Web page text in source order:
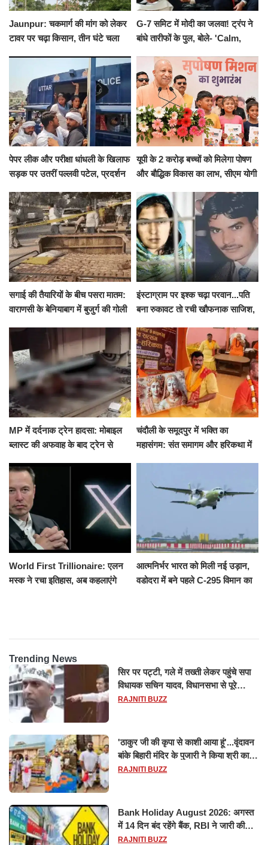
Jaunpur: चकमार्ग की मांग को लेकर
टावर पर चढ़ा किसान, तीन घंटे चला
G-7 समिट में मोदी का जलवा! ट्रंप ने
बांधे तारीफों के पुल, बोले- 'Calm,
पेपर लीक और परीक्षा धांधली के खिलाफ
सड़क पर उतरीं पल्लवी पटेल, प्रदर्शन
यूपी के 2 करोड़ बच्चों को मिलेगा पोषण
और बौद्धिक विकास का लाभ, सीएम योगी
सगाई की तैयारियों के बीच पसरा मातम:
वाराणसी के बेनियाबाग में बुजुर्ग की गोली
इंस्टाग्राम पर इश्क चढ़ा परवान...पति
बना रुकावट तो रची खौफनाक साजिश,
के घाट
MP में दर्दनाक ट्रेन हादसा: मोबाइल
ब्लास्ट की अफवाह के बाद ट्रेन से
रौंदा, 4 की मौत
चंदौली के समूदपुर में भक्ति का
महासंगम: संत समागम और हरिकथा में
World First Trillionaire: एलन
मस्क ने रचा इतिहास, अब कहलाएंगे
आत्मनिर्भर भारत को मिली नई उड़ान,
वडोदरा में बने पहले C-295 विमान का
Trending News
सिर पर पट्टी, गले में तख्ती लेकर पहुंचे सपा
विधायक सचिन यादव, विधानसभा से पूरे
मानसून सत्र के लिए किया गया निलंबित
RAJNITI BUZZ
'ठाकुर जी की कृपा से काशी आया हूं'...वृंदावन
बांके बिहारी मंदिर के पुजारी ने किया श्री काशी
विश्वनाथ का जलाभिषेक
RAJNITI BUZZ
Bank Holiday August 2026: अगस्त
में 14 दिन बंद रहेंगे बैंक, RBI ने जारी की
छुट्टियों की लिस्ट​​​​​​​
RAJNITI BUZZ